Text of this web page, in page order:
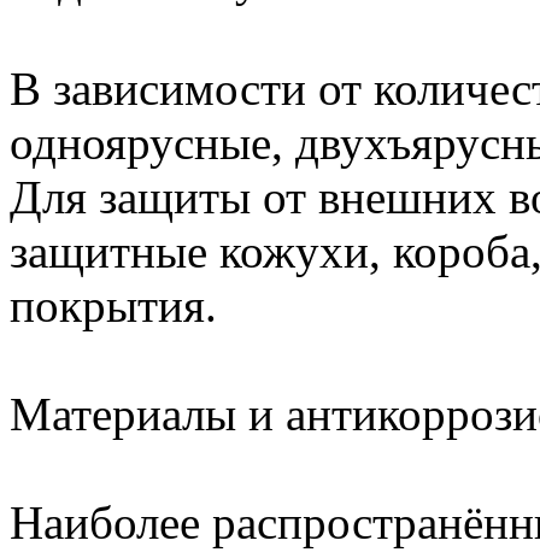
В зависимости от
одноярусные,
Для защиты от внешних
защитные кожухи,
покрытия.
Материалы и
Наиболее